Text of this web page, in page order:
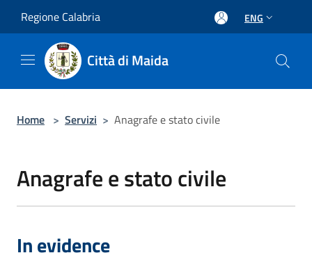
Regione Calabria ENG
Città di Maida
Home > Servizi > Anagrafe e stato civile
Anagrafe e stato civile
In evidence